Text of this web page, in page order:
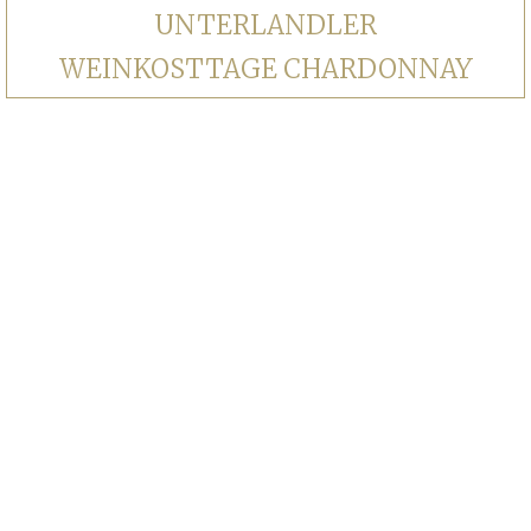
UNTERLANDLER
WEINKOSTTAGE CHARDONNAY